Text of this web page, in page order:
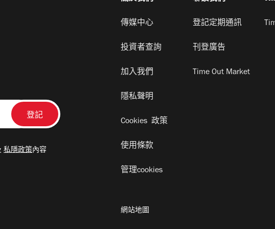
私隱政策內容
傳媒中心
投資者查詢
加入我們
隱私聲明
Cookies 政策
使用條款
管理cookies
登記定期通訊
刊登廣告
Time Out Market
網站地圖